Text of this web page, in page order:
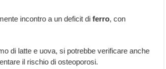
incontro a un deficit di ferro, con
di latte e uova, si potrebbe verificare anche
il rischio di osteoporosi.